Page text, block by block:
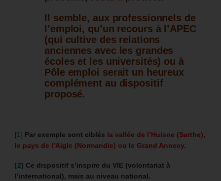
Il semble, aux professionnels de
l’emploi, qu’un recours à l’APEC
(qui cultive des relations
anciennes avec les grandes
écoles et les universités) ou à
Pôle emploi serait un heureux
complément au dispositif
proposé.
[1] Par exemple sont ciblés la vallée de l’Huisne (Sarthe),
le pays de l’Aigle (Normandie) ou le Grand Annecy.
[2] Ce dispositif s’inspire du VIE (volontariat à
l’international), mais au niveau national.